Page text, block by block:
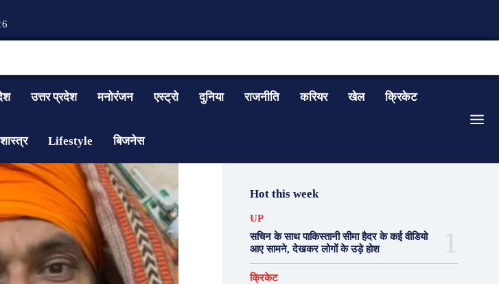
उत्तर प्रदेश मनोरंजन एस्ट्रो दुनिया राजनीति करियर खेल क्रिकेट
Lifestyle बिजनेस
Hot this week
UP
सचिन के साथ पाकिस्तानी सीमा हैदर के कई वीडियो
आए सामने, देखकर लोगों के उड़े होश
क्रिकेट